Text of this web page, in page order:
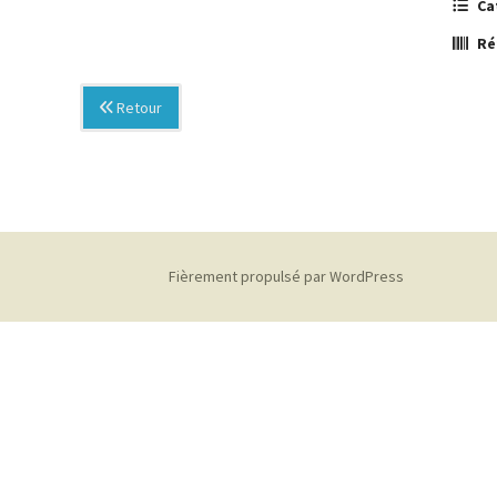
Retour
Fièrement propulsé par WordPress